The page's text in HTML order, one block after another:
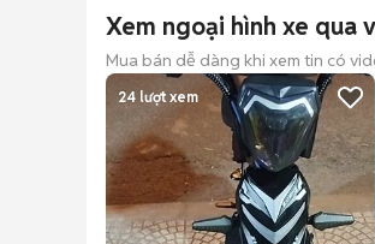
Xem ngoại hình xe qua
Mua bán dễ dàng khi xem tin có
24 lượt xem